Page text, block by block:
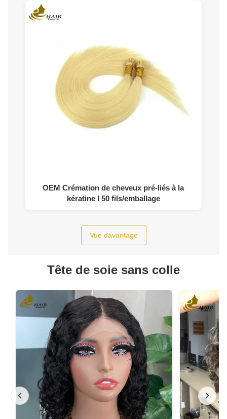
OEM Crémation de cheveux pré-liés à la
kératine I 50 fils/emballage
Vue davantage
Tête de soie sans colle